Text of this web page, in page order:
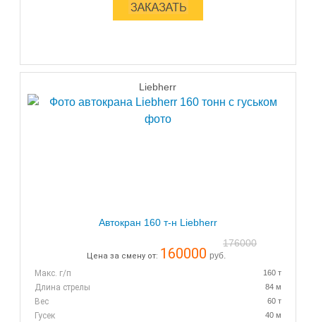
Liebherr
Автокран 160 т-н Liebherr
176000
Цена за смену от: 160000 руб.
Макс. г/п
160 т
Длина стрелы 84 м
Вес 60 т
Гусек 40 м